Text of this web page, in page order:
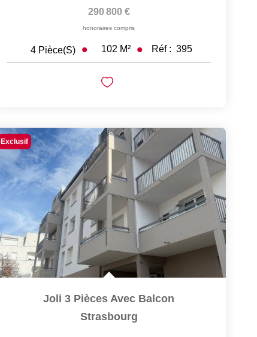
290 800 €
honoraires compris
4 Pièce(s) 102 M² Réf : 395
Exclusif
Joli 3 Pièces Avec Balcon
Strasbourg